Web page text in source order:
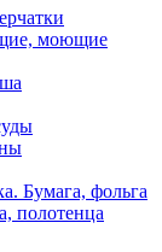
моющие
Бумага, фольга
полотенца